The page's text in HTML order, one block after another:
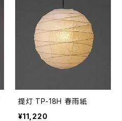
提灯 TP-18H 春雨紙
¥11,220